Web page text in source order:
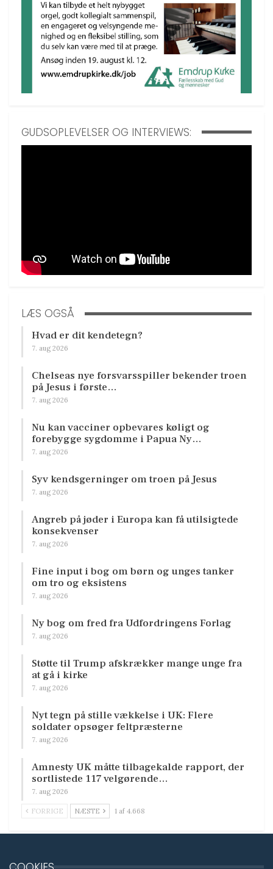
GUDSOPLEVELSER OG INTERVIEWS:
LÆS OGSÅ
Hvad er dit kendetegn?
7. aug 2026
Chelseas nye forsvarsspiller bekender troen
på Jesus i første…
7. aug 2026
Nu kan vacciner opbevares køligt og
forebygge sygdomme i Papua Ny…
7. aug 2026
Syv kendsgerninger om troen på Jesus
7. aug 2026
Angreb på jøder i Europa kan få utilsigtede
konsekvenser
7. aug 2026
Fine input i bog om børn og unges tanker
om tro og eksistens
7. aug 2026
Ny bog om fred fra Udfordringens Forlag
7. aug 2026
Støtte til Trump afskrækker mange unge fra
at gå i kirke
7. aug 2026
Nyt tegn på stille vækkelse i UK: Flere
soldater opsøger feltpræsterne
7. aug 2026
Amnesty UK måtte tilbagekalde rapport, der
sortlistede 117 velgørende…
7. aug 2026
FORRIGE NÆSTE 1 af 4.668